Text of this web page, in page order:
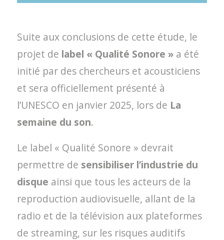
Suite aux conclusions de cette étude, le
projet de label « Qualité Sonore »a été
initié par des chercheurs et acousticiens
et sera officiellement présenté à
l’UNESCO en janvier 2025, lors de La
semaine du son.
Le label « Qualité Sonore » devrait
permettre de sensibiliser l’industrie du
disque ainsi que tous les acteurs de la
reproduction audiovisuelle, allant de la
radio et de la télévision aux plateformes
de streaming, sur les risques auditifs